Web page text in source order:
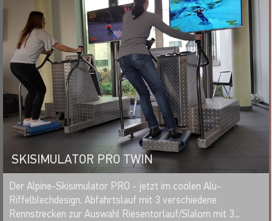
SKISIMULATOR PRO TWIN
MERKEN
Der Alpine-Skisimulator PRO - jetzt im coolen Alu-
Riffelblechdesign. Abfahrtslauf mit 3 verschiedene
Rennstrecken zur Auswahl Riesentorlauf/Slalom mit 3...